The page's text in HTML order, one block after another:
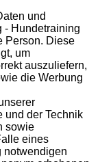
und
- Hundetraining
Person. Diese
um
auszuliefern,
die Werbung
und der Technik
sowie
eines
notwendigen